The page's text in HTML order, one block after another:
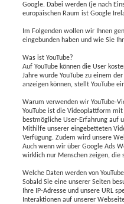
Google. Dabei werden (je nach
europäischen Raum ist Google
Im Folgenden wollen wir Ihnen
eingebunden haben und wie Sie
Was ist YouTube?
Auf YouTube können die User
Jahre wurde YouTube zu einem
anzeigen können, stellt YouTube
Warum verwenden wir YouTube-
YouTube ist die Videoplattform
bestmögliche User-Erfahrung auf
Mithilfe unserer eingebetteten
Verfügung. Zudem wird unsere
Auch wenn wir über Google Ads
wirklich nur Menschen zeigen, die
Welche Daten werden von
Sobald Sie eine unserer Seiten
Ihre IP-Adresse und unsere URL
Interaktionen auf unserer